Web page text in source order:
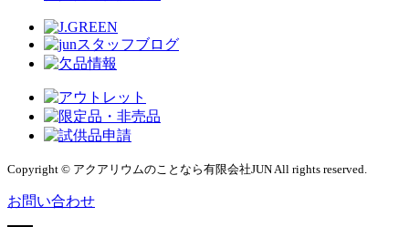
Copyright © アクアリウムのことなら有限会社JUN All rights reserved.
お問い合わせ